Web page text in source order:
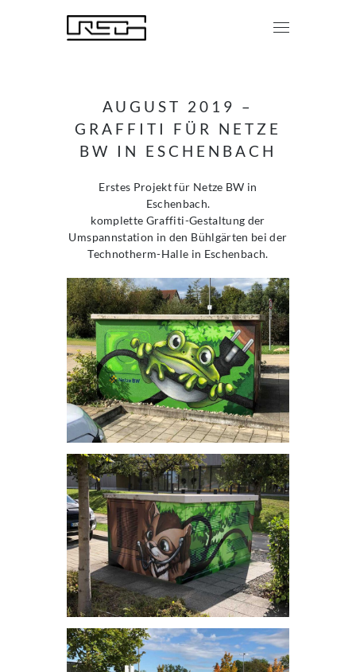
AUGUST 2019 –
GRAFFITI FÜR NETZE
BW IN ESCHENBACH
Erstes Projekt für Netze BW in
Eschenbach.
komplette Graffiti-Gestaltung der
Umspannstation in den Bühlgärten bei der
Technotherm-Halle in Eschenbach.